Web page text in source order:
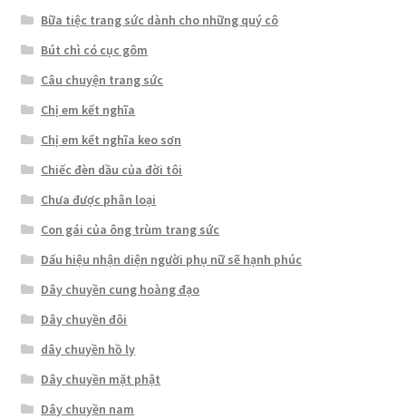
Bữa tiệc trang sức dành cho những quý cô
Bút chì có cục gôm
Câu chuyện trang sức
Chị em kết nghĩa
Chị em kết nghĩa keo sơn
Chiếc đèn dầu của đời tôi
Chưa được phân loại
Con gái của ông trùm trang sức
Dấu hiệu nhận diện người phụ nữ sẽ hạnh phúc
Dây chuyền cung hoàng đạo
Dây chuyền đôi
dây chuyền hồ ly
Dây chuyền mặt phật
Dây chuyền nam